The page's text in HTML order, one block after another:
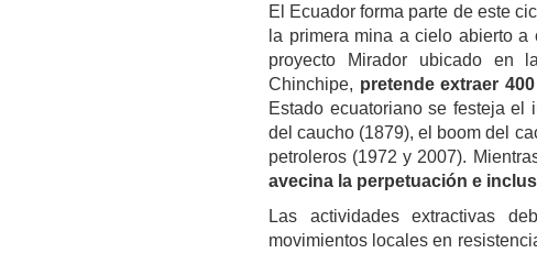
El Ecuador forma parte de este
la primera mina a cielo abierto
proyecto Mirador ubicado en
Chinchipe, pretende extraer
Estado ecuatoriano se festeja
del caucho (1879), el boom del
petroleros (1972 y 2007).
avecina la perpetuación e
Las actividades extractivas
movimientos locales en